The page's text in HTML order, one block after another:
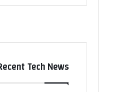
Tech News